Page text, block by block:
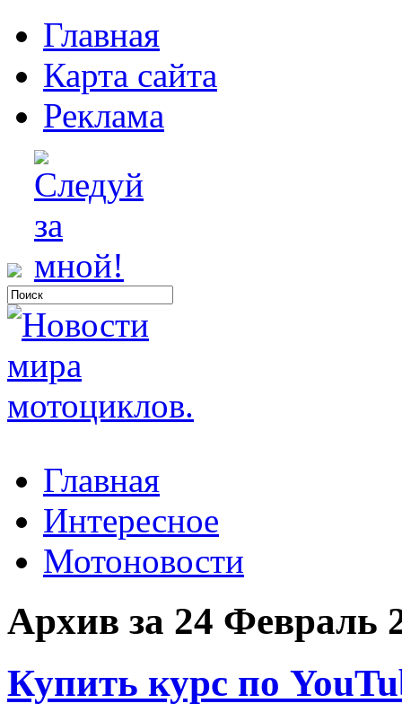
Главная
Карта сайта
Реклама
Главная
Интересное
Мотоновости
Архив за 24 Февраль
Купить курс по